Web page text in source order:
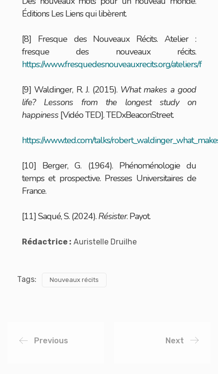
Éditions Les Liens qui libèrent.
[8] Fresque des Nouveaux Récits. Atelier :
fresque des nouveaux récits.
https://www.fresquedesnouveauxrecits.org/ateliers/f
[9] Waldinger, R. J. (2015). What makes a good
life? Lessons from the longest study on
happiness [Vidéo TED]. TEDxBeaconStreet.
https://www.ted.com/talks/
[10] Berger, G. (1964). Phénoménologie du
temps et prospective. Presses Universitaires de
France.
[11] Saqué, S. (2024). Résister. Payot.
Rédactrice : Auristelle Druilhe
Tags: Nouveaux récits
Previous Next